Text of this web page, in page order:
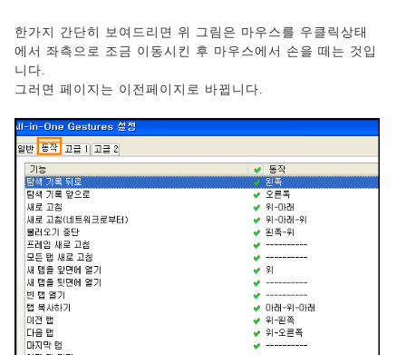
한가지 간단히 보여드리면 위 그림은 마우스를 우클릭상태
에서 좌측으로 조금 이동시킨 후 마우스에서 손을 떼는 것입
니다.
그러면 페이지는 이전페이지로 바뀝니다.